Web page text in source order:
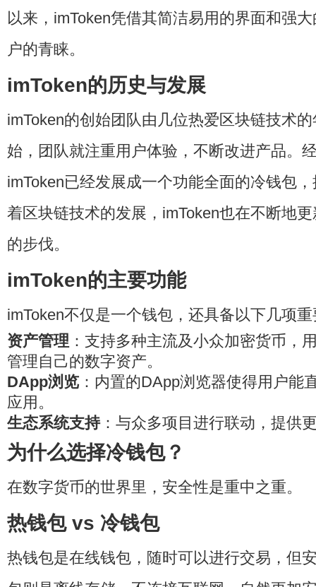
以来，imToken凭借其简洁易用的界面和强
户的青睐。
imToken的历史与发展
imToken的创始团队由几位热爱区块链技术
始，团队就注重用户体验，不断改进产品。
imToken已经发展成一个功能全面的冷钱包
着区块链技术的发展，imToken也在不断地
的步伐。
imToken的主要功能
imToken不仅是一个钱包，还具备以下几项
资产管理 ：支持多种主流及小众加密货币，
管理自己的数字资产。
DApp浏览 ：内置的DApp浏览器使得用户能
应用。
生态系统支持：与众多项目进行联动，提供
为什么选择冷钱包？
在数字货币的世界里，安全性是重中之重。
热钱包 vs 冷钱包
热钱包是在线钱包，随时可以进行交易，但